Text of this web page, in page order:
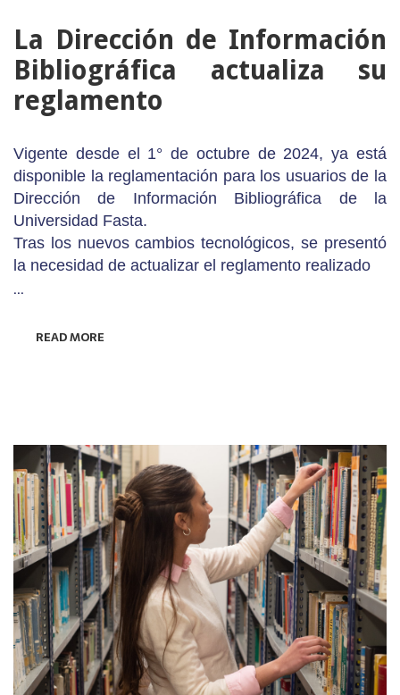
La Dirección de Información
Bibliográfica actualiza su
reglamento
Vigente desde el 1° de octubre de 2024, ya está
disponible la reglamentación para los usuarios de la
Dirección de Información Bibliográfica de la
Universidad Fasta.
Tras los nuevos cambios tecnológicos, se presentó
la necesidad de actualizar el reglamento realizado
…
READ MORE